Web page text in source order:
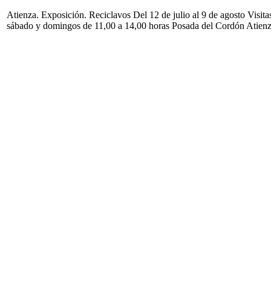
Atienza. Exposición. Reciclavos Del 12 de julio al 9 de agosto
sábado y domingos de 11,00 a 14,00 horas Posada del Cordón